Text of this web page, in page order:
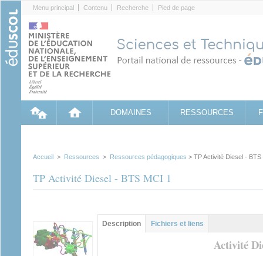
Menu principal Contenu Recherche Pied de page
DOMAINES RESSOURCES
Accueil > Ressources > Ressources pédagogiques > TP Activité Diesel - BTS
TP Activité Diesel - BTS MCI 1
Contenu principal
Description (onglet
actif)
Fichiers et liens
Activité